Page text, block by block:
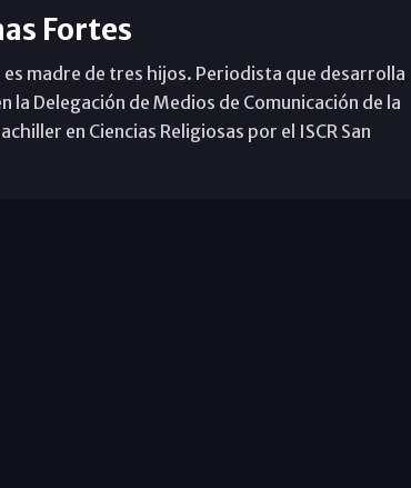
Fortes
es madre de tres hijos. Periodista que desarrolla
la Delegación de Medios de Comunicación de la
en Ciencias Religiosas por el ISCR San